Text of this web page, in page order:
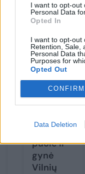
I want to opt-out
Personal Data
Opted In
I want to opt-out
Retention, Sale,
Personal Data
Purposes for
Opted Out
CONFIRM
Data Deletion
Susiję
„Ingress“:
savaitgalį
puolė ir
gynė
Vilnių